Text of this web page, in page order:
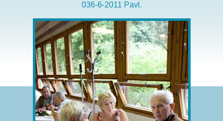
036-6-2011 Pavl.